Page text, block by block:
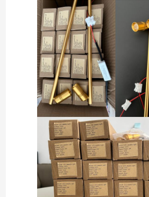
Silikonowy neonowy pasek świetlny
ledowe światło cob
Elastyczna taśma LED
Światło liniowe linii horyzontu
Taśma LED pod szafką
Światło biżuterii LED